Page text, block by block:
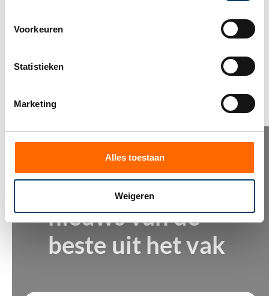
Voorkeuren
Statistieken
Marketing
Alles toestaan
Weigeren
Volgende
Deel dit bericht
NIEUWBRIEF
Tips, advies en
nieuws van de
beste uit het vak